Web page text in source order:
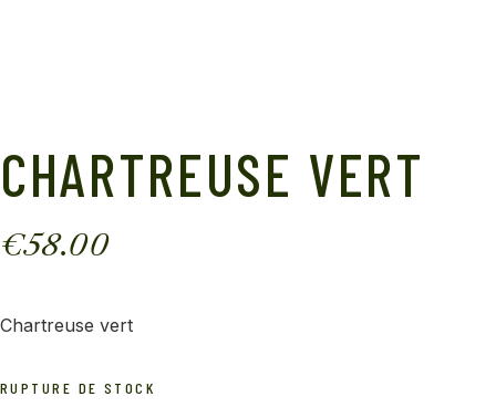
CHARTREUSE VERT
€58.00
Chartreuse vert
RUPTURE DE STOCK